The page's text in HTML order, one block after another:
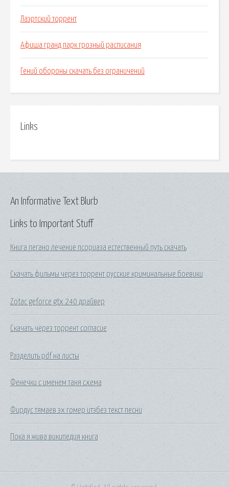
Лаэртский торрент
Афиша гранд парк грозный расписания
Гений обороны скачать без ограничений
Links
Links to Important Stuff
Книга пегано лечение псориаза естественный путь скачать
Скачать фильмы через торрент русские криминальные боевики
Zotac geforce gtx 240 драйвер
Скачать через торрент согласие
Разделить pdf на листы
Фенечки с именем таня схема
Фирдус тямаев эх гомер итэбез текст песни
Пока я жива википедия книга
An Informative Text Blurb